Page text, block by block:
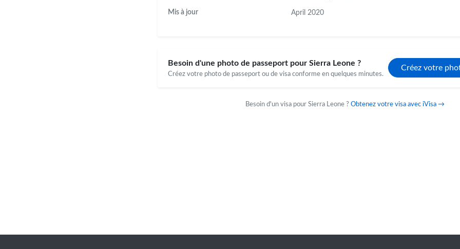
Mis à jour April 2020
Besoin d'une photo de passeport pour Sierra Leone ?
Créez votre photo de passeport ou de visa conforme en quelques minutes.
Créez votre
Besoin d'un visa pour Sierra Leone ? Obtenez votre visa avec iVisa →